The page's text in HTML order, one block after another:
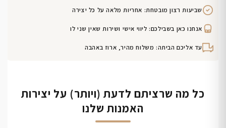
שביעות רצון מובטחת: אחריות מלאה על כל יצירה
אנחנו כאן בשבילכם: ליווי אישי ושירות שאין שני לו
עד אליכם הביתה: משלוח מהיר, ארוז באהבה
כל מה שרציתם לדעת (ויותר) על יצירות
האמנות שלנו